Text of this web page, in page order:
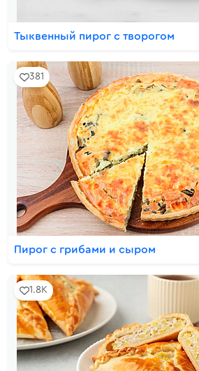
Тыквенный пирог с творогом
381
Пирог с грибами и сыром
1.8K